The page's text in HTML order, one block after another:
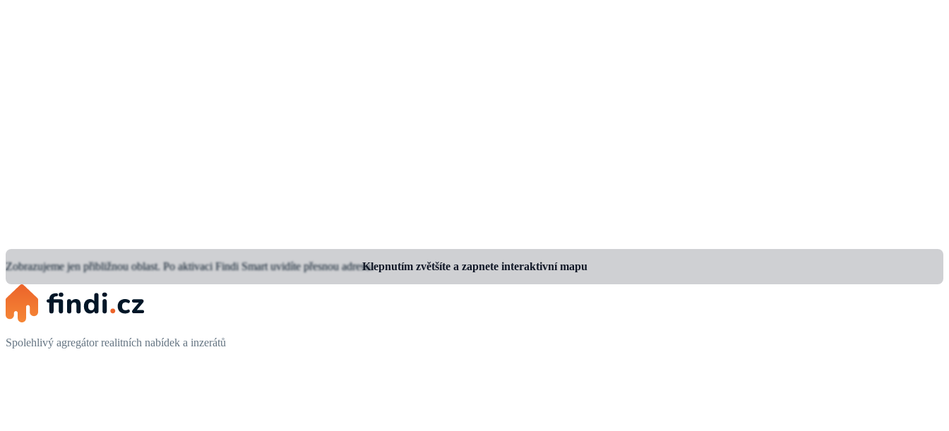
Klepnutím zvětšíte a zapnete interaktivní mapu
Zobrazujeme jen přibližnou oblast. Po aktivaci Findi Smart uvidíte přesnou adresu.
Spolehlivý agregátor realitních nabídek a inzerátů